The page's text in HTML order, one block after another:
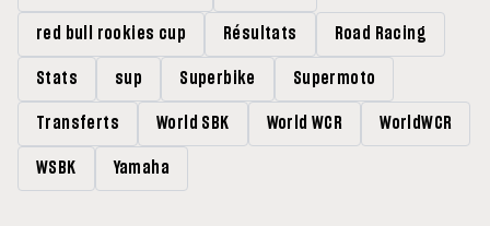
red bull rookies cup Résultats Road Racing
Stats sup Superbike Supermoto
Transferts World SBK World WCR WorldWCR
WSBK Yamaha